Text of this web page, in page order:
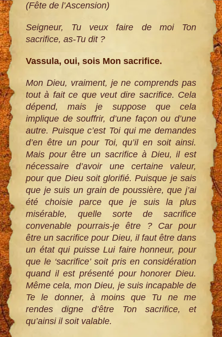
(Fête de l’Ascension)
Seigneur, Tu veux faire de moi Ton
sacrifice, as-Tu dit ?
Vassula, oui, sois Mon sacrifice.
Mon Dieu, vraiment, je ne comprends pas
tout à fait ce que veut dire sacrifice. Cela
dépend, mais je suppose que cela
implique de souffrir, d’une façon ou d’une
autre. Puisque c’est Toi qui me demandes
d’en être un pour Toi, qu’il en soit ainsi.
Mais pour être un sacrifice à Dieu, il est
nécessaire d’avoir une certaine valeur,
pour que Dieu soit glorifié. Puisque je sais
que je suis un grain de poussière, que j’ai
été choisie parce que je suis la plus
misérable, quelle sorte de sacrifice
convenable pourrais-je être ? Car pour
être un sacrifice pour Dieu, il faut être dans
un état qui puisse Lui faire honneur, pour
que le ‘sacrifice’ soit pris en considération
quand il est présenté pour honorer Dieu.
Même cela, mon Dieu, je suis incapable de
Te le donner, à moins que Tu ne me
rendes digne d’être Ton sacrifice, et
qu’ainsi il soit valable.